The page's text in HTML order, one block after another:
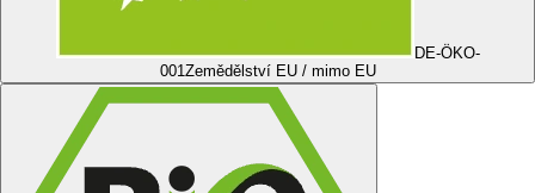
DE-ÖKO-
001Zemědělství EU / mimo EU